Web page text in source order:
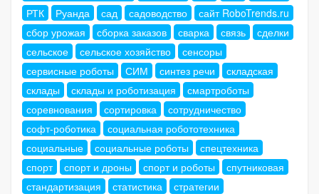
РТК
Руанда сад садоводство
сайт RoboTrends.ru
сбор урожая
сборка заказов сварка связь
сделки
сельское
сельское хозяйство
сенсоры
сервисные роботы
СИМ синтез речи
складская
склады
склады и роботизация
смартроботы
соревнования
сортировка
сотрудничество
софт-роботика
социальная робототехника
социальные
социальные роботы
спецтехника
спорт
спорт и дроны спорт и роботы
спутниковая
стандартизация
статистика
стратегии